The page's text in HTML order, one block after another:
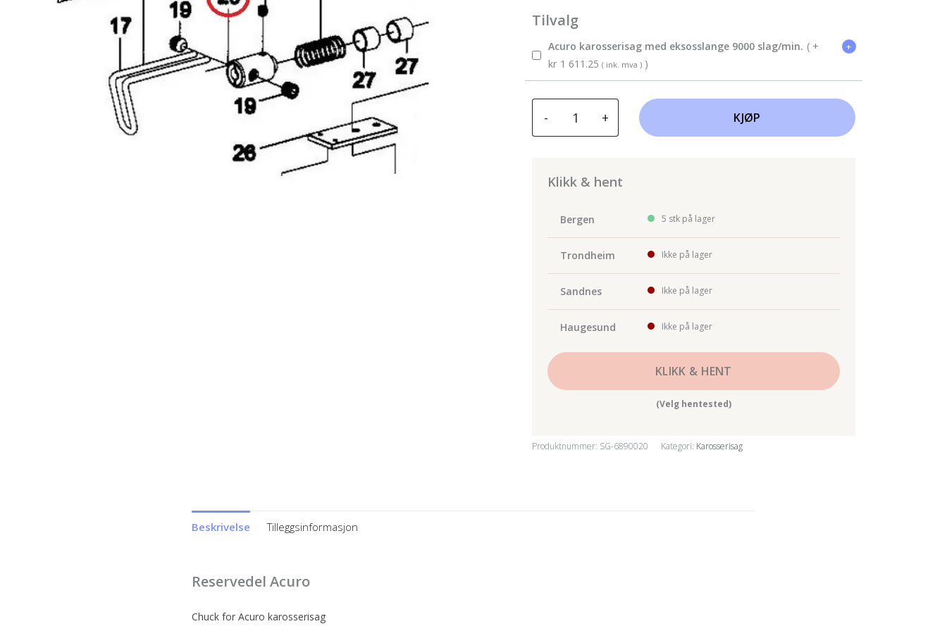
-
Blad
choks
karosserisag
+
Tilvalg
Acuro karosserisag med eksosslange 9000 slag/min. ( +
kr 1 611.25 ( ink. mva ) )
+
KJØP
Klikk & hent
Bergen 5 stk på lager
Trondheim Ikke på lager
Sandnes Ikke på lager
Haugesund Ikke på lager
KLIKK & HENT
(Velg hentested)
Produktnummer: SG-6890020 Kategori: Karosserisag
Beskrivelse Tilleggsinformasjon
Reservedel Acuro
Chuck for Acuro karosserisag